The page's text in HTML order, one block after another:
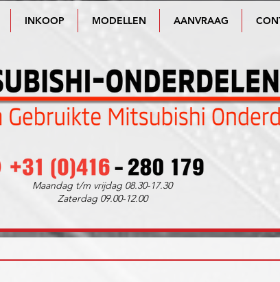
INKOOP MODELLEN AANVRAAG
Maandag t/m vrijdag 08.30-17.30
Zaterdag 09.00-12.00